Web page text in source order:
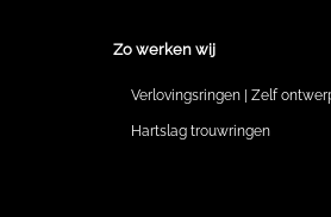
Zo werken wij
Verlovingsringen | Zelf
Hartslag trouwringen